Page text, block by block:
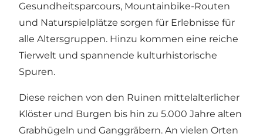
Gesundheitsparcours, Mountainbike-Routen
und Naturspielplätze sorgen für Erlebnisse für
alle Altersgruppen. Hinzu kommen eine reiche
Tierwelt und spannende kulturhistorische
Spuren.
Diese reichen von den Ruinen mittelalterlicher
Klöster und Burgen bis hin zu 5.000 Jahre alten
Grabhügeln und Ganggräbern. An vielen Orten